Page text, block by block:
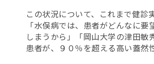
この状況について、これまで健診
「水俣病では、患者がどんなに
しまうから」「岡山大学の津田
患者が、９０％を超える高い蓋然